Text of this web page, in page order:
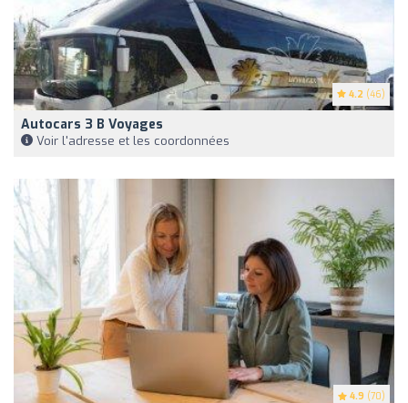
4.2 (46)
Autocars 3 B Voyages
Voir l'adresse et les coordonnées
4.9 (70)